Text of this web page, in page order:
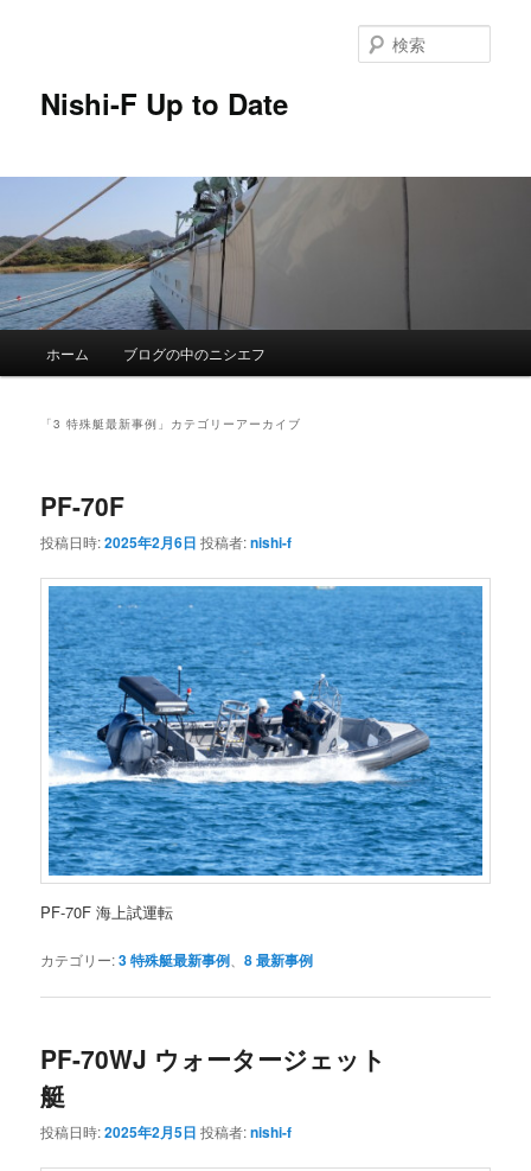
移
動
動
Nishi-F Up to Date
索
ホーム ブログの中のニシエフ
「3 特殊艇最新事例 」カテゴリーアーカイブ
PF-70F
投稿日時:2025年2月6日 投稿者:nishi-f
PF-70F 海上試運転
カテゴリー:3 特殊艇最新事例、8 最新事例
PF-70WJ ウォータージェット
艇
投稿日時:2025年2月5日 投稿者:nishi-f